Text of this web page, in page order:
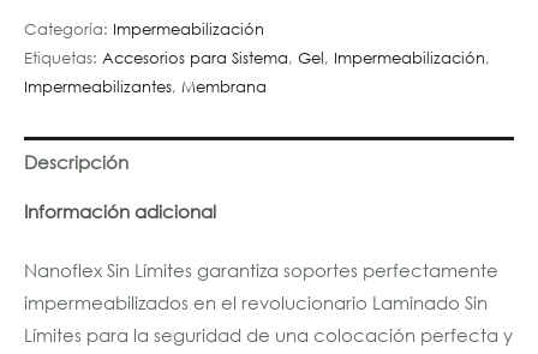
Categoría: Impermeabilización
Etiquetas: Accesorios para Sistema, Gel, Impermeabilización,
Impermeabilizantes, Membrana
Descripción
Información adicional
Nanoflex Sin Límites garantiza soportes perfectamente
impermeabilizados en el revolucionario Laminado Sin
Límites para la seguridad de una colocación perfecta y